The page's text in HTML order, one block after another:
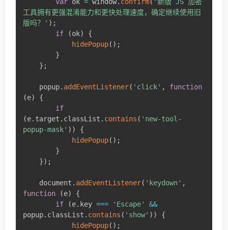
工具拥有更强混淆能力和更快处理速度，确定继续使用旧
版吗？' ) ;
if
(ok)
{
hidePopup( ) ;
}
} ;
    popup
. addEventListener( 'click' ,
function
(e)
{
if
(e. target . classList . contains ( 'new-tool-
popup-mask' ) )
{
hidePopup( ) ;
}
}) ;
    document
. addEventListener( 'keydown' ,
function
(e)
{
if
(e. key === 'Escape'
&&
popup. classList . contains ( 'show' ) )
{
hidePopup( ) ;